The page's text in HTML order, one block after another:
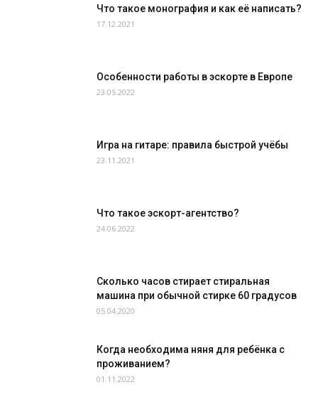
Что такое монография и как её написать?
17.12.2021
Особенности работы в эскорте в Европе
23.05.2022
Игра на гитаре: правила быстрой учёбы
23.11.2021
Что такое эскорт-агентство?
24.06.2022
Сколько часов стирает стиральная
машина при обычной стирке 60 градусов
05.04.2020
Когда необходима няня для ребёнка с
проживанием?
01.11.2022